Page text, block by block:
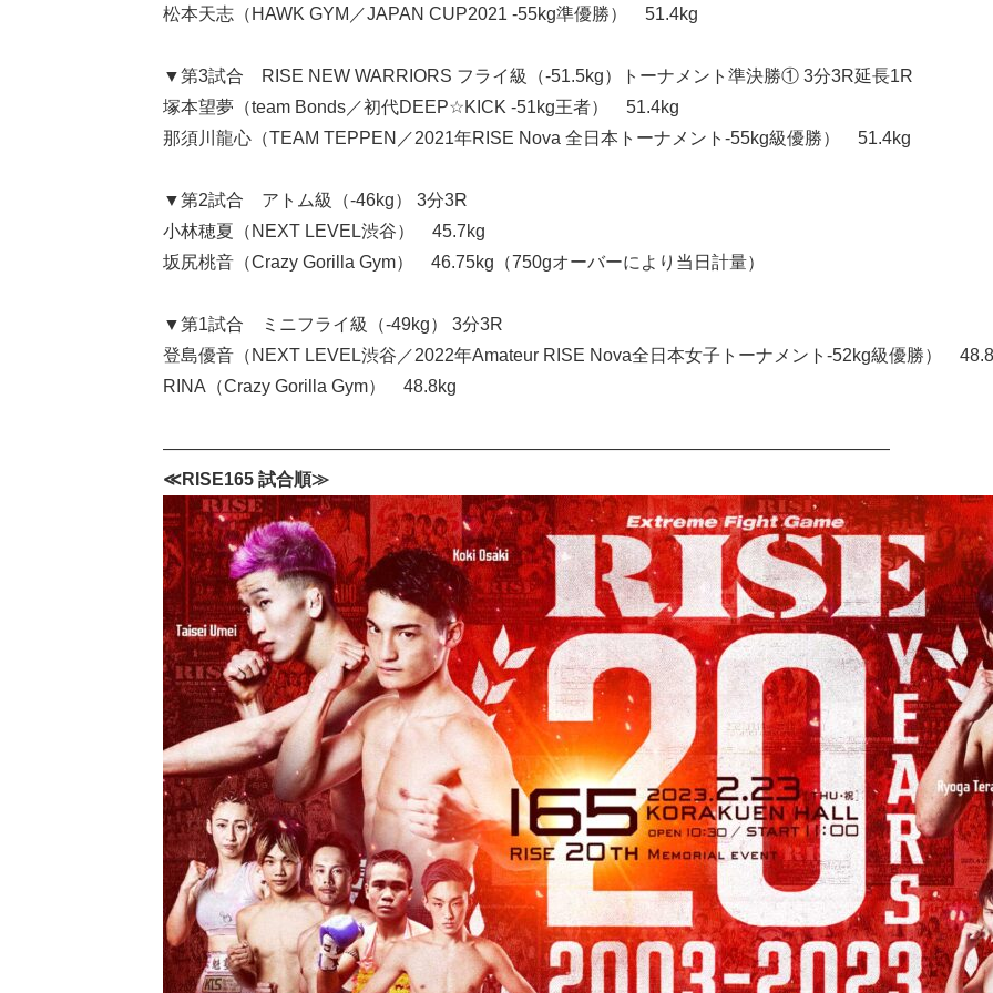
松本天志（HAWK GYM／JAPAN CUP2021 -55kg準優勝） 51.4kg
▼第3試合 RISE NEW WARRIORS フライ級（-51.5kg）トーナメント準決勝① 3分3R延長1R
塚本望夢（team Bonds／初代DEEP☆KICK -51kg王者） 51.4kg
那須川龍心（TEAM TEPPEN／2021年RISE Nova 全日本トーナメント-55kg級優勝） 51.4kg
▼第2試合 アトム級（-46kg） 3分3R
小林穂夏（NEXT LEVEL渋谷） 45.7kg
坂尻桃音（Crazy Gorilla Gym） 46.75kg（750gオーバーにより当日計量）
▼第1試合 ミニフライ級（-49kg） 3分3R
登島優音（NEXT LEVEL渋谷／2022年Amateur RISE Nova全日本女子トーナメント-52kg級優勝）
RINA（Crazy Gorilla Gym） 48.8kg
―――――――――――――――――――――――――――――――――――――――――
≪RISE165 試合順≫